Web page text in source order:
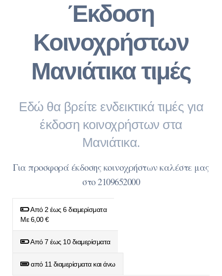
Έκδοση
Κοινοχρήστων
Μανιάτικα τιμές
Εδώ θα βρείτε ενδεικτικά τιμές για
έκδοση κοινοχρήστων στα
Μανιάτικα.
Για προσφορά έκδοσης κοινοχρήστων καλέστε μας
στο 2109652000
Από 2 έως 6 διαμερίσματα
Με 6,00 €
Από 7 έως 10 διαμερίσματα
από 11 διαμερίσματα και άνω